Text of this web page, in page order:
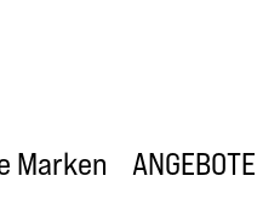
Marken ANGEBOTE